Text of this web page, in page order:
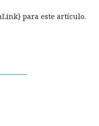
para este artículo.